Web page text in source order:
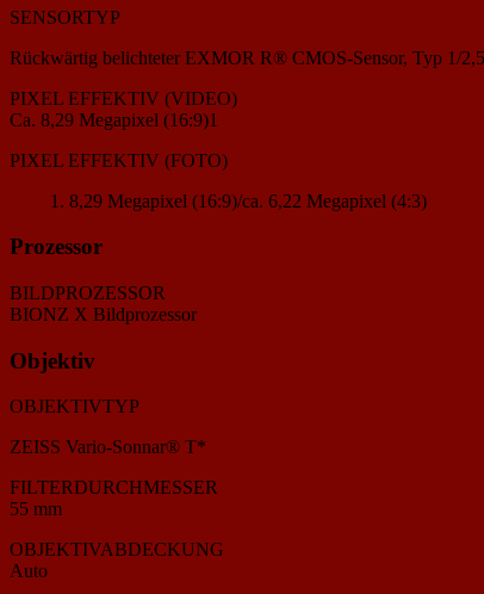
SENSORTYP
Rückwärtig belichteter EXMOR R® CMOS-Sensor, Typ 1/
PIXEL EFFEKTIV (VIDEO)
Ca. 8,29 Megapixel (16:9)1
PIXEL EFFEKTIV (FOTO)
8,29 Megapixel (16:9)/ca. 6,22 Megapixel (4:3)
Prozessor
BILDPROZESSOR
BIONZ X Bildprozessor
Objektiv
OBJEKTIVTYP
ZEISS Vario-Sonnar® T*
FILTERDURCHMESSER
55 mm
OBJEKTIVABDECKUNG
Auto